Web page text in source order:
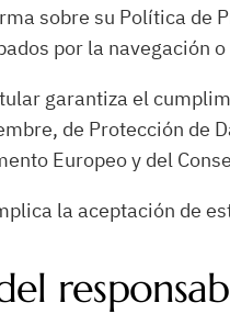
sobre su Política de
por la navegación
garantiza el
de Protección de
Europeo y del
la aceptación de